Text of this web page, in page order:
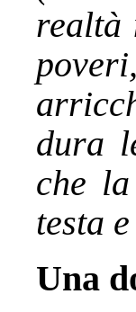
realtà
dura
che
testa
Una